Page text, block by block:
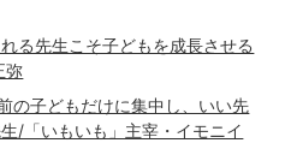
る先生こそ子どもを成長させる
弥
の子どもだけに集中し、いい先
/「いもいも」主宰・イモニイ